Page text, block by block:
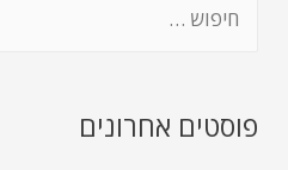
פוסטים אחרונים